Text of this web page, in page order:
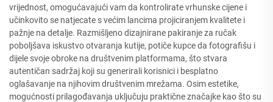
vrijednost, omogućavajući vam da kontrolirate vrhunske cijene i
učinkovito se natjecate s većim lancima projiciranjem kvalitete i
pažnje na detalje. Razmišljeno dizajnirane pakiranje za ručak
poboljšava iskustvo otvaranja kutije, potiče kupce da fotografišu i
dijele svoje obroke na društvenim platformama, što stvara
autentičan sadržaj koji su generirali korisnici i besplatno
oglašavanje na njihovim društvenim mrežama. Osim estetike,
mogućnosti prilagođavanja uključuju praktične značajke kao što su